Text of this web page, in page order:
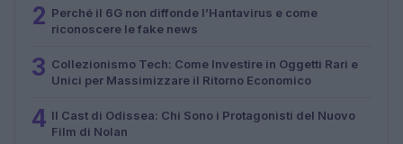
2 Perché il 6G non diffonde l’Hantavirus e come
riconoscere le fake news
3 Collezionismo Tech: Come Investire in Oggetti Rari e
Unici per Massimizzare il Ritorno Economico
4 Il Cast di Odissea: Chi Sono i Protagonisti del Nuovo
Film di Nolan